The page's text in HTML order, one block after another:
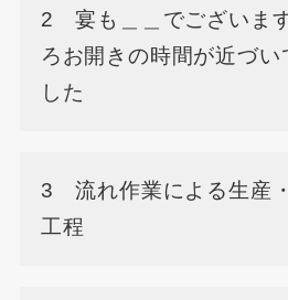
2 宴も＿＿でございま
ろお開きの時間が近づい
した
3 流れ作業による生産
工程